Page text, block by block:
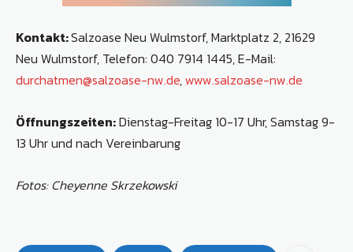
Kontakt:Salzoase Neu Wulmstorf, Marktplatz 2, 21629
Neu Wulmstorf, Telefon: 040 7914 1445, E-Mail:
durchatmen@salzoase-nw.de,www.salzoase-nw.de
Öffnungszeiten:Dienstag-Freitag 10-17 Uhr, Samstag 9-
13 Uhr und nach Vereinbarung
Fotos: Cheyenne Skrzekowski